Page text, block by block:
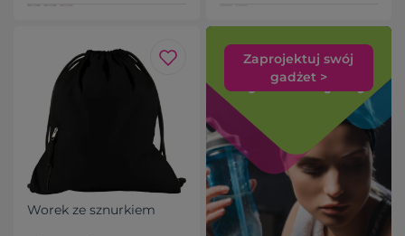
Worek ze sznurkiem
Zaprojektuj swój
gadżet >